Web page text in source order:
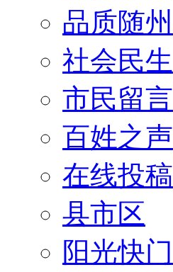
品质随州
社会民生
市民留言
百姓之声
在线投稿
县市区
阳光快门